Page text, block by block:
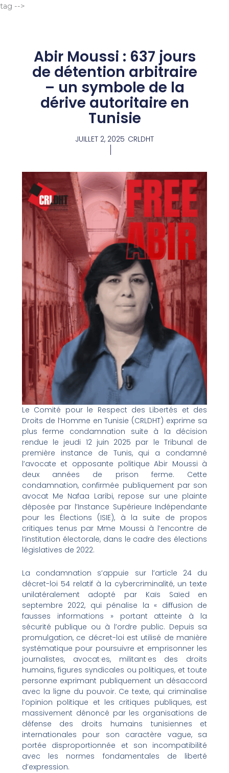
tag -->
Abir Moussi : 637 jours
de détention arbitraire
– un symbole de la
dérive autoritaire en
Tunisie
JUILLET 2, 2025 CRLDHT
Le Comité pour le Respect des Libertés et des
Droits de l’Homme en Tunisie (CRLDHT) exprime sa
plus ferme condamnation suite à la décision
rendue le jeudi 12 juin 2025 par le Tribunal de
première instance de Tunis, qui a condamné
l’avocate et opposante politique Abir Moussi à
deux années de prison ferme. Cette
condamnation, confirmée publiquement par son
avocat Me Nafaa Laribi, repose sur une plainte
déposée par l’Instance Supérieure Indépendante
pour les Élections (ISIE), à la suite de propos
critiques tenus par Mme Moussi à l’encontre de
l’institution électorale, dans le cadre des élections
législatives de 2022.
La condamnation s’appuie sur l’article 24 du
décret-loi 54 relatif à la cybercriminalité, un texte
unilatéralement adopté par Kaïs Saïed en
septembre 2022, qui pénalise la « diffusion de
fausses informations » portant atteinte à la
sécurité publique ou à l’ordre public. Depuis sa
promulgation, ce décret-loi est utilisé de manière
systématique pour poursuivre et emprisonner les
journalistes, avocat·es, militant·es des droits
humains, figures syndicales ou politiques, et toute
personne exprimant publiquement un désaccord
avec la ligne du pouvoir. Ce texte, qui criminalise
l’opinion politique et les critiques publiques, est
massivement dénoncé par les organisations de
défense des droits humains tunisiennes et
internationales pour son caractère vague, sa
portée disproportionnée et son incompatibilité
avec les normes fondamentales de liberté
d’expression.